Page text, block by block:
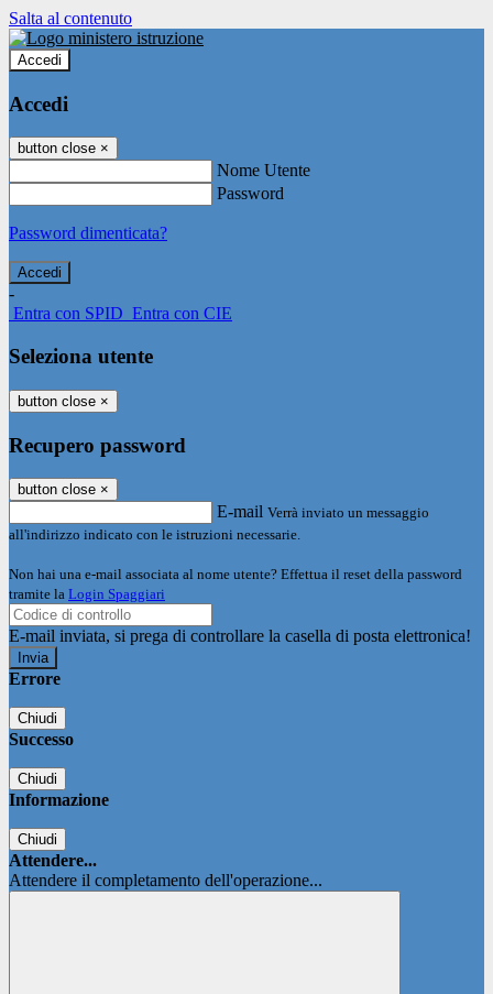
Salta al contenuto
Accedi
Accedi
button close ×
Nome Utente
Password
Password dimenticata?
-
Entra con SPID Entra con CIE
Seleziona utente
button close ×
Recupero password
button close ×
E-mail Verrà inviato un messaggio
all'indirizzo indicato con le istruzioni necessarie.
Non hai una e-mail associata al nome utente? Effettua il reset della password
tramite la Login Spaggiari
E-mail inviata, si prega di controllare la casella di posta elettronica!
Errore
Chiudi
Successo
Chiudi
Informazione
Chiudi
Attendere...
Attendere il completamento dell'operazione...